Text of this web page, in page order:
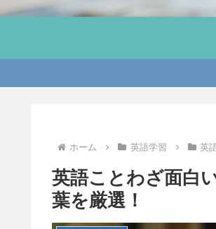
ホーム 英語学習 英
英語ことわざ面白
葉を厳選！